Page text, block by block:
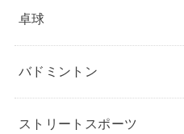
卓球
バドミントン
ストリートスポーツ